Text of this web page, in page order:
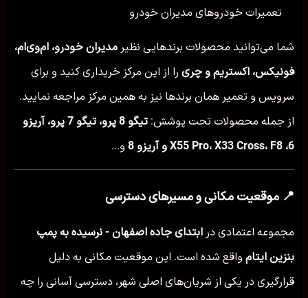
تعمیرات خودروهای مدیران خودرو
شما می‌توانید محصولات برندهایی نظیر مدیران خودرو، ام‌وی‌ام،
فونیکس، اکستریم و چری را از این مرکز خریداری کنید و برای
سرویس و تعمیر همان برندها نیز به همین مرکز مراجعه نمایید.
از جمله محصولات تحت پوشش:
تیگو 8 پرو، تیگو 7 پرو، آریزو
6، X55 Pro، X33 Cross، F8 و آریزو 8
و...
📍 موقعیت مکانی و مسیرهای دسترسی
مجموعه اعتمادی در ابتدای جاده اصفهان - نرسیده به پمپ
بنزین ایتام واقع شده است. این موقعیت مکانی به دلیل
قرارگیری در یکی از شریان‌های اصلی شهر، دسترسی آسانی را چه